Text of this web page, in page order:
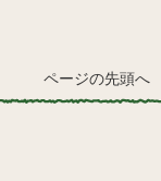
ページの先頭へ